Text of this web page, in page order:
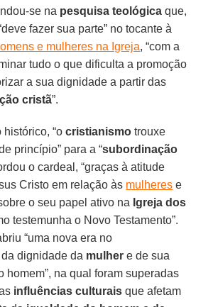
se na pesquisa teológica que,
fazer sua parte” no tocante à
e mulheres na Igreja, “com a
tudo o que dificulta a promoção
a sua dignidade a partir das
cristã”.
histórico, “ocristianismo trouxe
princípio” para a “subordinação
o cardeal, “graças à atitude
Cristo em relação às mulheres e
o seu papel ativo na Igreja dos
testemunha o Novo Testamento”.
“uma nova era no
dignidade da mulher e de sua
homem”, na qual foram superadas
influências culturais que afetam